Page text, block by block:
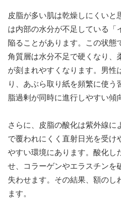
皮脂が多い肌は乾燥しにくいと
は内部の水分が不足している「
陥ることがあります。この状態
角質層は水分不足で硬くなり、
が刻まれやすくなります。男性
り、あぶら取り紙を頻繁に使う
脂過剰が同時に進行しやすい傾
さらに、皮脂の酸化は紫外線に
で覆われにくく直射日光を受け
やすい環境にあります。酸化し
せ、コラーゲンやエラスチンを
失わせます。その結果、額のし
ます。